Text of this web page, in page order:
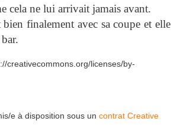
cela ne lui arrivait jamais avant.
finalement avec sa coupe et elle
creativecommons.org/licenses/by-
e à disposition sous un contrat Creative